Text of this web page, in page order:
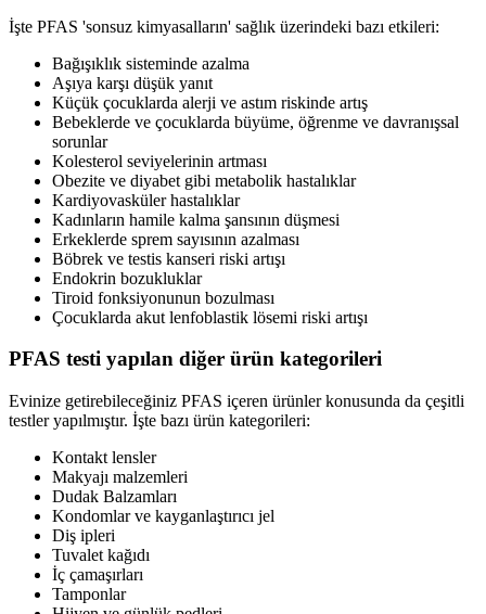
İşte PFAS 'sonsuz kimyasalların' sağlık üzerindeki bazı etkileri:
Bağışıklık sisteminde azalma
Aşıya karşı düşük yanıt
Küçük çocuklarda alerji ve astım riskinde artış
Bebeklerde ve çocuklarda büyüme, öğrenme ve davranışsal
sorunlar
Kolesterol seviyelerinin artması
Obezite ve diyabet gibi metabolik hastalıklar
Kardiyovasküler hastalıklar
Kadınların hamile kalma şansının düşmesi
Erkeklerde sprem sayısının azalması
Böbrek ve testis kanseri riski artışı
Endokrin bozukluklar
Tiroid fonksiyonunun bozulması
Çocuklarda akut lenfoblastik lösemi riski artışı
PFAS testi yapılan diğer ürün kategorileri
Evinize getirebileceğiniz PFAS içeren ürünler konusunda da çeşitli
testler yapılmıştır. İşte bazı ürün kategorileri:
Kontakt lensler
Makyajı malzemleri
Dudak Balzamları
Kondomlar ve kayganlaştırıcı jel
Diş ipleri
Tuvalet kağıdı
İç çamaşırları
Tamponlar